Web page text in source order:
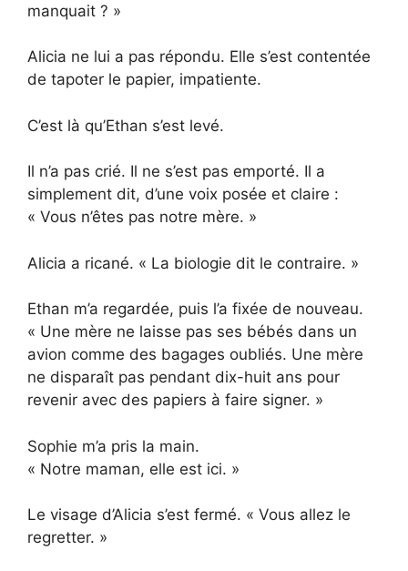
manquait ? »
Alicia ne lui a pas répondu. Elle s’est contentée
de tapoter le papier, impatiente.
C’est là qu’Ethan s’est levé.
Il n’a pas crié. Il ne s’est pas emporté. Il a
simplement dit, d’une voix posée et claire :
« Vous n’êtes pas notre mère. »
Alicia a ricané. « La biologie dit le contraire. »
Ethan m’a regardée, puis l’a fixée de nouveau.
« Une mère ne laisse pas ses bébés dans un
avion comme des bagages oubliés. Une mère
ne disparaît pas pendant dix-huit ans pour
revenir avec des papiers à faire signer. »
Sophie m’a pris la main.
« Notre maman, elle est ici. »
Le visage d’Alicia s’est fermé. « Vous allez le
regretter. »